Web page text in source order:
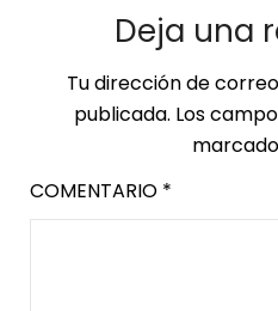
Deja una
Tu dirección de
publicada. Los
COMENTARIO *